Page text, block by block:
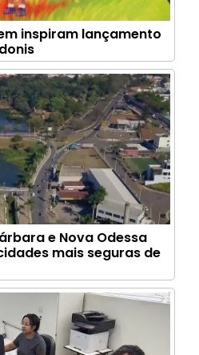
inspiram lançamento
e Nova Odessa
mais seguras de